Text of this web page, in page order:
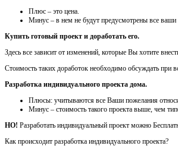
Плюс – это цена.
Минус – в нем не будут предусмотрены все ваши
Купить готовый проект и доработать его.
Здесь все зависит от изменений, которые Вы хотите
Стоимость таких доработок необходимо обсуждать при
Разработка индивидуального проекта дома.
Плюсы: учитываются все Ваши пожелания
Минус – стоимость такого проекта выше, чем
НО! Разработать индивидуальный проект можно
Как происходит разработка индивидуального проекта?